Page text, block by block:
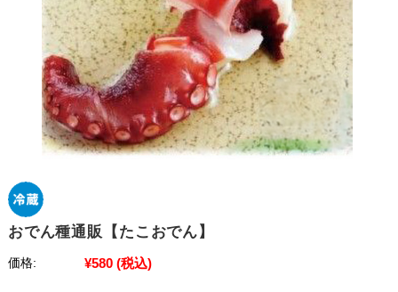
おでん種通販【たこおでん】
価格: ¥580 (税込)